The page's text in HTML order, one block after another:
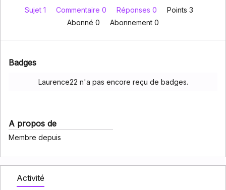
Sujet 1 Commentaire 0 Réponses 0
Points 3
Abonné 0 Abonnement 0
Badges
Laurence22 n'a pas encore reçu de badges.
A propos de
Membre depuis
Activité